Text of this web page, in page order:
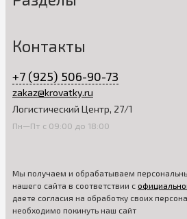
Контакты
+7 (925) 506-90-73
zakaz@krovatky.ru
Логистический Центр, 27/1
Пн—Пт с 09:00 до 18:00
Мы получаем и обрабатываем
нашего сайта в соответствии с
даете согласия на обработку своих
необходимо покинуть наш сайт